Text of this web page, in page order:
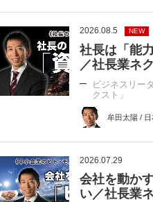
2026.08.5 NEW
社長は「能
／社長業ネ
ビジネスリー
クスト」
牟田太陽 /
2026.07.29
会社を動か
い／社長業